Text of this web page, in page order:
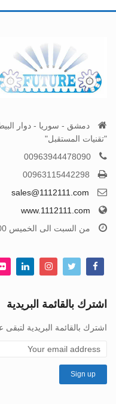
"تقنيات المستقبل"
00963944478090
00963115442298
sales@1112111.com
www.1112111.com
من السبت الى الخميس 10:00 AM - 6:30 PM
اشترك بالقائمة البريدية
اشترك بالقائمة البريدية